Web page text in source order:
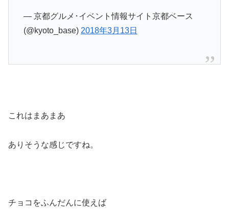
— 京都グルメ･イベント情報サイト京都ベース
(@kyoto_base) 2018年3月13日
これはまあまあ
ありそうな感じですね。
チョコをふんだんに使えば